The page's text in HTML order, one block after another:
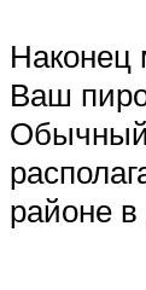
Наконец
Ваш
Обычный
районе